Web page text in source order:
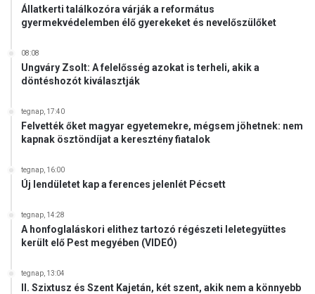
Állatkerti találkozóra várják a református
gyermekvédelemben élő gyerekeket és nevelőszülőket
08:08
Ungváry Zsolt: A felelősség azokat is terheli, akik a
döntéshozót kiválasztják
tegnap, 17:40
Felvették őket magyar egyetemekre, mégsem jöhetnek: nem
kapnak ösztöndíjat a keresztény fiatalok
tegnap, 16:00
Új lendületet kap a ferences jelenlét Pécsett
tegnap, 14:28
A honfoglaláskori elithez tartozó régészeti leletegyüttes
került elő Pest megyében (VIDEÓ)
tegnap, 13:04
II. Szixtusz és Szent Kajetán, két szent, akik nem a könnyebb